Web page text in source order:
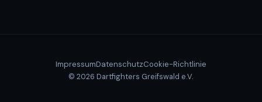
ImpressumDatenschutzCookie-Richtlinie
© 2026 Dartfighters Greifswald e.V.